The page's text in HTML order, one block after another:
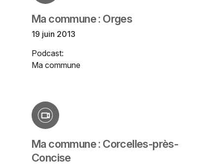
Ma commune : Orges
19 juin 2013
Podcast:
Ma commune
Ma commune : Corcelles-près-
Concise